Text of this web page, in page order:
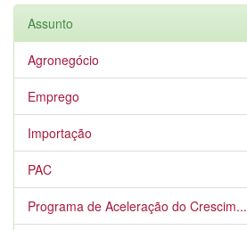
Assunto
Agronegócio
Emprego
Importação
PAC
Programa de Aceleração do Crescim...